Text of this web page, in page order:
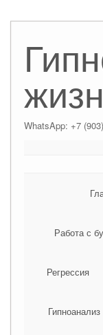
WhatsApp: +7
Работа с
Регрессия
Гипноанализ